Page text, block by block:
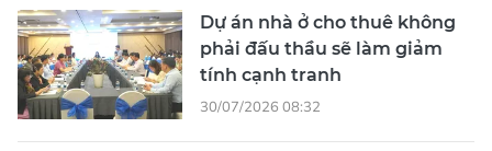
Dự án nhà ở cho thuê không
phải đấu thầu sẽ làm giảm
tính cạnh tranh
30/07/2026 08:32